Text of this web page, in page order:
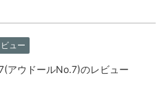
ュー
アウドールNo.7)のレビュー